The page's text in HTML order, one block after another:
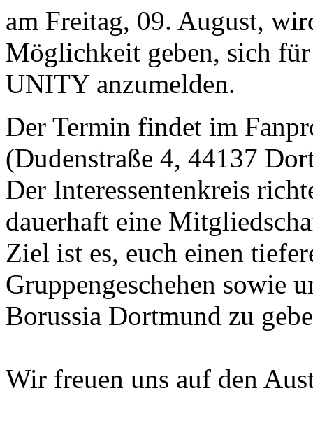
am Freitag, 09. August,
Möglichkeit geben, sich
UNITY anzumelden.
Der Termin findet im
(Dudenstraße 4, 44137
Der Interessentenkreis
dauerhaft eine
Ziel ist es, euch einen
Gruppengeschehen sowie
Borussia Dortmund zu
Wir freuen uns auf den